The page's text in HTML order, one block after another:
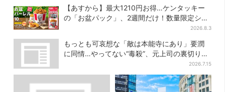
【あすから】最大1210円お得…ケンタッキー
の「お盆パック」、2週間だけ！数量限定シー
2026.8.3
もっとも可哀想な「敵は本能寺にあり」要潤
に同情…やってない“毒殺”、元上司の裏切り
2026.7.15